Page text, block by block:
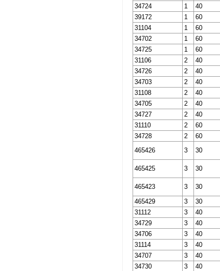
34724
1
40
39172
1
60
31104
1
60
34702
1
60
34725
1
60
31106
2
40
34726
2
40
34703
2
40
31108
2
40
34705
2
40
34727
2
40
31110
2
60
34728
2
60
465426
3 30
465425 3 30
465423 3
30
465429
3
30
31112
3
40
34729
3
40
34706
3
40
31114
3
40
34707
3
40
34730
3
40